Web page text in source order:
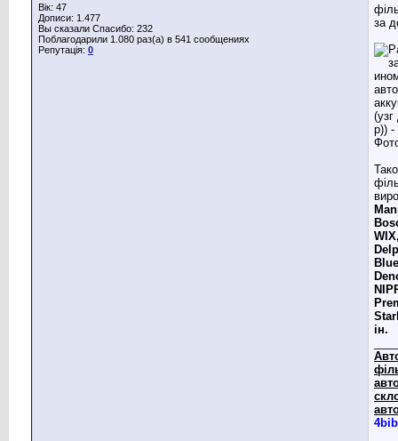
Вік: 47
Дописи: 1.477
Вы сказали Спасибо: 232
Поблагодарили 1.080 раз(а) в 541 сообщениях
Репутація: 0
за
ін.